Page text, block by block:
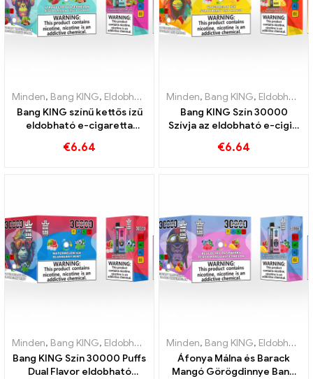
Minden, Bang KING, Eldobható e-cigaretta Litvánia ,Eldobható e-
Bang KING színű kettős ízű
eldobható e-cigaretta
az eper görögdinnye és a
€6.64
Minden, Bang KING, Eldobható e-cigaretta Litvánia
Bang KING Szín 30000
Szívja az eldobható e-cigit.
fagylalt és a trópusi eper
€6.64
Minden, Bang KING, Eldobható e-cigaretta Litvánia ,Eldobható e-
Bang KING Szín 30000 Puffs
Dual Flavor eldobható
Minden, Bang KING, Eldobható e-cigaretta Litvánia
Áfonya Málna és Barack
Mangó Görögdinnye Bang